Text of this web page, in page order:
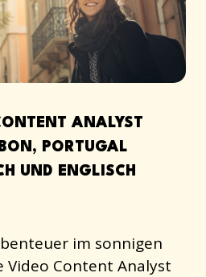
ANALYST
PORTUGAL
UND ENGLISCH
im sonnigen
Video Content Analyst